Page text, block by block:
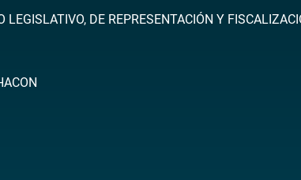
DE REPRESENTACIÓN Y